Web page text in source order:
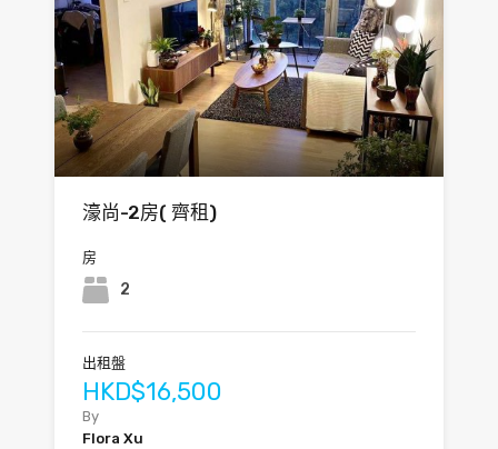
濠尚-2房( 齊租)
房
2
出租盤
HKD$16,500
By
Flora Xu